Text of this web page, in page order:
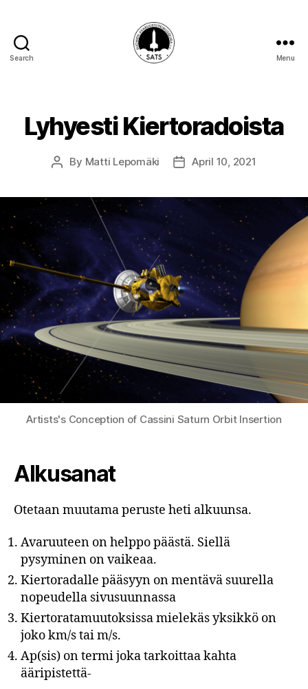
Search Menu
Lyhyesti Kiertoradoista
Post
By Matti Lepomäki
PostApril 10, 2021
Artists's Conception of Cassini Saturn Orbit Insertion
Alkusanat
Otetaan muutama peruste heti alkuunsa.
Avaruuteen on helppo päästä. Siellä
pysyminen on vaikeaa.
Kiertoradalle pääsyyn on mentävä suurella
nopeudella sivusuunnassa
Kiertoratamuutoksissa mielekäs yksikkö on
joko km/s tai m/s.
Ap(sis) on termi joka tarkoittaa kahta
ääripistettä-